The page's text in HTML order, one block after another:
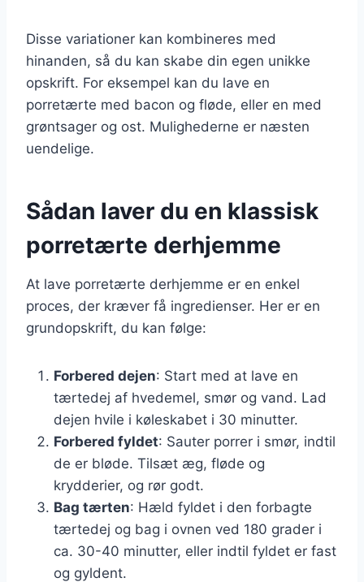
Disse variationer kan kombineres med
hinanden, så du kan skabe din egen unikke
opskrift. For eksempel kan du lave en
porretærte med bacon og fløde, eller en med
grøntsager og ost. Mulighederne er næsten
uendelige.
Sådan laver du en klassisk
porretærte derhjemme
At lave porretærte derhjemme er en enkel
proces, der kræver få ingredienser. Her er en
grundopskrift, du kan følge:
Forbered dejen: Start med at lave en
tærtedej af hvedemel, smør og vand. Lad
dejen hvile i køleskabet i 30 minutter.
Forbered fyldet: Sauter porrer i smør, indtil
de er bløde. Tilsæt æg, fløde og
krydderier, og rør godt.
Bag tærten: Hæld fyldet i den forbagte
tærtedej og bag i ovnen ved 180 grader i
ca. 30-40 minutter, eller indtil fyldet er fast
og gyldent.